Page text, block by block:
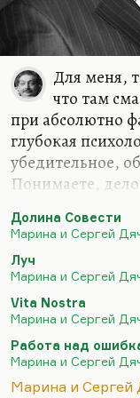
Для меня,
что там
при абсолютно
глубокая
убедительное,
Понимаете,
интенсивно,
иногда
оплетены, вы
не любовь, это
Вот у Марины с
Долина Совести
Марина и Сергей
Луч
Марина и Сергей
Vita Nostra
Марина и Сергей
Работа над
Марина и Сергей
Марина и Сергей